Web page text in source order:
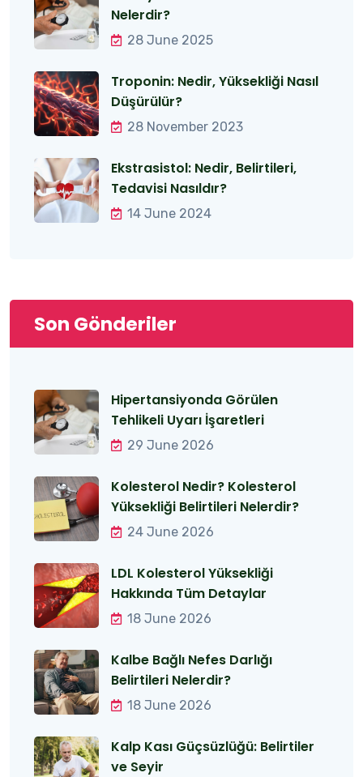
Nelerdir?
28 June 2025
Troponin: Nedir, Yüksekliği Nasıl
Düşürülür?
28 November 2023
Ekstrasistol: Nedir, Belirtileri,
Tedavisi Nasıldır?
14 June 2024
Son Gönderiler
Hipertansiyonda Görülen
Tehlikeli Uyarı İşaretleri
29 June 2026
Kolesterol Nedir? Kolesterol
Yüksekliği Belirtileri Nelerdir?
24 June 2026
LDL Kolesterol Yüksekliği
Hakkında Tüm Detaylar
18 June 2026
Kalbe Bağlı Nefes Darlığı
Belirtileri Nelerdir?
18 June 2026
Kalp Kası Güçsüzlüğü: Belirtiler
ve Seyir